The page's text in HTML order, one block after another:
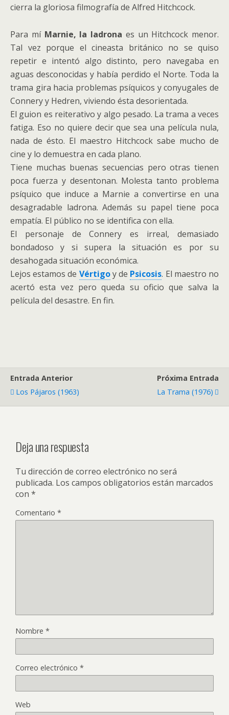
cierra la gloriosa filmografía de Alfred Hitchcock.
Para mí Marnie, la ladrona es un Hitchcock menor.
Tal vez porque el cineasta británico no se quiso
repetir e intentó algo distinto, pero navegaba en
aguas desconocidas y había perdido el Norte. Toda la
trama gira hacia problemas psíquicos y conyugales de
Connery y Hedren, viviendo ésta desorientada.
El guion es reiterativo y algo pesado. La trama a veces
fatiga. Eso no quiere decir que sea una película nula,
nada de ésto. El maestro Hitchcock sabe mucho de
cine y lo demuestra en cada plano.
Tiene muchas buenas secuencias pero otras tienen
poca fuerza y desentonan. Molesta tanto problema
psíquico que induce a Marnie a convertirse en una
desagradable ladrona. Además su papel tiene poca
empatía. El público no se identifica con ella.
El personaje de Connery es irreal, demasiado
bondadoso y si supera la situación es por su
desahogada situación económica.
Lejos estamos de Vértigoy de Psicosis. El maestro no
acertó esta vez pero queda su oficio que salva la
película del desastre. En fin.
Entrada Anterior
Los Pájaros (1963)
Próxima Entrada
La Trama (1976)
Deja una respuesta
Tu dirección de correo electrónico no será
publicada. Los campos obligatorios están marcados
con *
Comentario *
Nombre *
Correo electrónico *
Web